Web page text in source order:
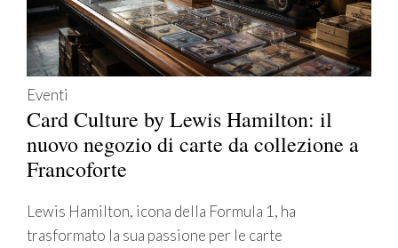
Eventi
Card Culture by Lewis Hamilton: il
nuovo negozio di carte da collezione a
Francoforte
Lewis Hamilton, icona della Formula 1, ha
trasformato la sua passione per le carte